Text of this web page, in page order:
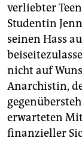
verliebter
Studentin
seinen Hass
nicht auf
Anarchistin,
erwarteten
finanzieller